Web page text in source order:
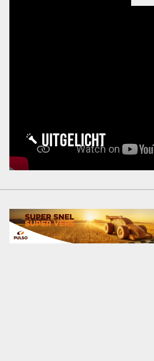
UITGELICHT